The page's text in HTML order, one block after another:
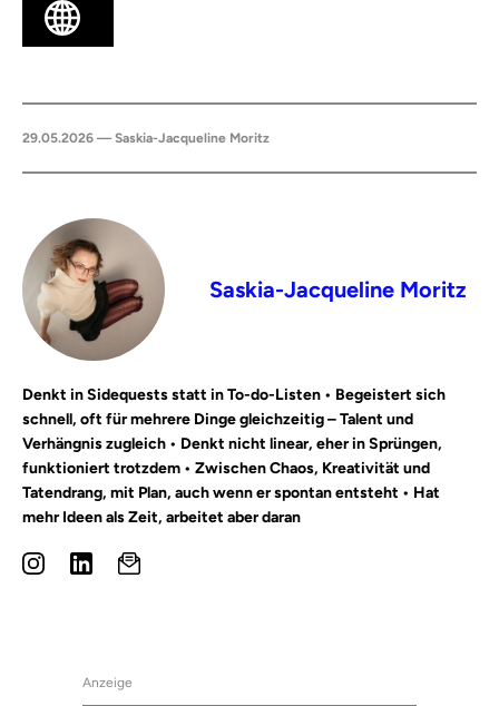
29.05.2026 — Saskia-Jacqueline Moritz
Saskia-Jacqueline Moritz
Denkt in Sidequests statt in To-do-Listen • Begeistert sich
schnell, oft für mehrere Dinge gleichzeitig – Talent und
Verhängnis zugleich • Denkt nicht linear, eher in Sprüngen,
funktioniert trotzdem • Zwischen Chaos, Kreativität und
Tatendrang, mit Plan, auch wenn er spontan entsteht • Hat
mehr Ideen als Zeit, arbeitet aber daran
Anzeige